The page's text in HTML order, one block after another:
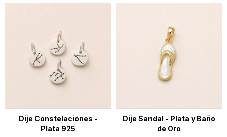
Dije Constelaciónes -
Plata 925
Dije Sandal - Plata y Baño
de Oro